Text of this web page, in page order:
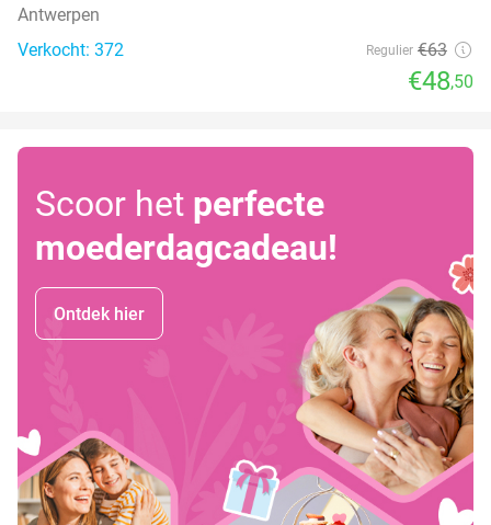
Antwerpen
Verkocht: 372
Regulier €63
€48,50
Scoor het perfecte
moederdagcadeau!
Ontdek hier